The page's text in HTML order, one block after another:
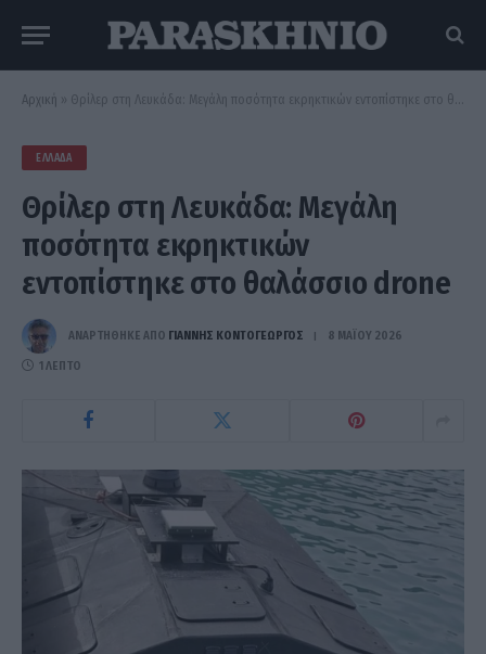
Αρχική » Θρίλερ στη Λευκάδα: Mεγάλη ποσότητα εκρηκτικών εντοπίστηκε στο θαλάσσιο drone
ΕΛΛΆΔΑ
Θρίλερ στη Λευκάδα: Mεγάλη
ποσότητα εκρηκτικών
εντοπίστηκε στο θαλάσσιο drone
ΑΝΑΡΤΗΘΗΚΕ ΑΠΟ ΓΙΆΝΝΗΣ ΚΟΝΤΟΓΕΏΡΓΟΣ 8 ΜΑΪ́ΟΥ 2026
1 ΛΕΠΤΌ